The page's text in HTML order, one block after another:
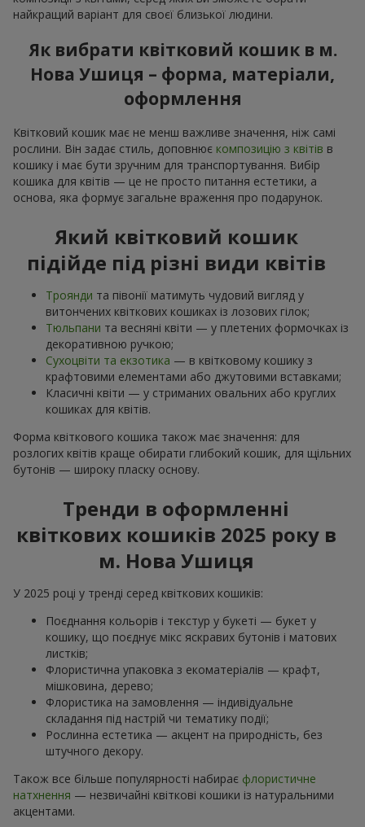
найкращий варіант для своєї близької людини.
Як вибрати квітковий кошик в м.
Нова Ушиця – форма, матеріали,
оформлення
Квітковий кошик має не менш важливе значення, ніж самі
рослини. Він задає стиль, доповнює композицію з квітів в
кошику і має бути зручним для транспортування. Вибір
кошика для квітів — це не просто питання естетики, а
основа, яка формує загальне враження про подарунок.
Який квітковий кошик
підійде під різні види квітів
Троянди та півонії матимуть чудовий вигляд у
витончених квіткових кошиках із лозових гілок;
Тюльпани та весняні квіти — у плетених формочках із
декоративною ручкою;
Сухоцвіти та екзотика — в квітковому кошику з
крафтовими елементами або джутовими вставками;
Класичні квіти — у стриманих овальних або круглих
кошиках для квітів.
Форма квіткового кошика також має значення: для
розлогих квітів краще обирати глибокий кошик, для щільних
бутонів — широку пласку основу.
Тренди в оформленні
квіткових кошиків 2025 року в
м. Нова Ушиця
У 2025 році у тренді серед квіткових кошиків:
Поєднання кольорів і текстур у букеті — букет у
кошику, що поєднує мікс яскравих бутонів і матових
листків;
Флористична упаковка з екоматеріалів — крафт,
мішковина, дерево;
Флористика на замовлення — індивідуальне
складання під настрій чи тематику події;
Рослинна естетика — акцент на природність, без
штучного декору.
Також все більше популярності набирає флористичне
натхнення — незвичайні квіткові кошики із натуральними
акцентами.